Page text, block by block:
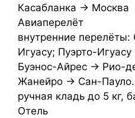
Касабланка → Москва
Авиаперелёт
внутренние
Игуасу; Пуэрто-
Буэнос-Айрес → Рио-
Жанейро → Сан-Пауло.
ручная кладь до 5 кг,
Отель